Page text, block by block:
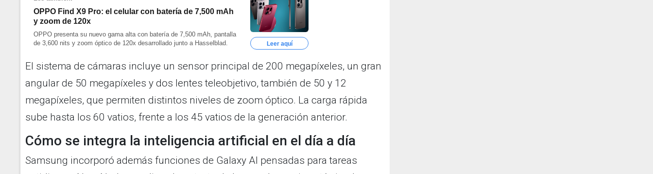
OPPO Find X9 Pro: el celular con batería de 7,500 mAh
y zoom de 120x
OPPO presenta su nuevo gama alta con batería de 7,500 mAh, pantalla
de 3,600 nits y zoom óptico de 120x desarrollado junto a Hasselblad.
Leer aquí
El sistema de cámaras incluye un sensor principal de 200 megapíxeles, un gran
angular de 50 megapíxeles y dos lentes teleobjetivo, también de 50 y 12
megapíxeles, que permiten distintos niveles de zoom óptico. La carga rápida
sube hasta los 60 vatios, frente a los 45 vatios de la generación anterior.
Cómo se integra la inteligencia artificial en el día a día
Samsung incorporó además funciones de Galaxy AI pensadas para tareas